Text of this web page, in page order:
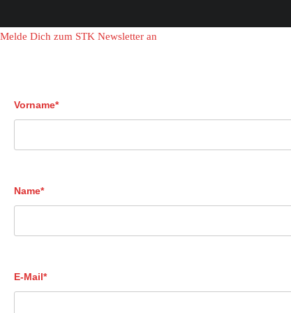
Melde Dich zum STK Newsletter an
Vorname*
Name*
E-Mail*